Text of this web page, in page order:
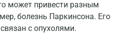
может привести разным
болезнь Паркинсона. Его
с опухолями.